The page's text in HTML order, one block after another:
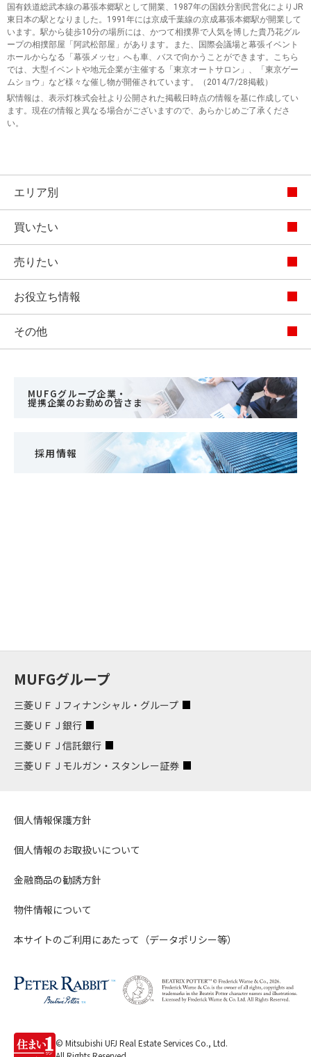
国有鉄道総武本線の幕張本郷駅として開業、1987年の国鉄分割民営化によりJR
東日本の駅となりました。1991年には京成千葉線の京成幕張本郷駅が開業して
います。駅から徒歩10分の場所には、かつて相撲界で人気を博した貴乃花グル
ープの相撲部屋「阿武松部屋」があります。また、国際会議場と幕張イベント
ホールからなる「幕張メッセ」へも車、バスで向かうことができます。こちら
では、大型イベントや地元企業が主催する「東京オートサロン」、「東京ゲー
ムショウ」など様々な催し物が開催されています。（2014/7/28掲載）
駅情報は、表示灯株式会社より公開された掲載日時点の情報を基に作成してい
ます。現在の情報と異なる場合がございますので、あらかじめご了承くださ
い。
エリア別
買いたい
売りたい
お役立ち情報
その他
MUFGグループ企業・
提携企業のお勤めの皆さま
採用情報
MUFGグループ
三菱ＵＦＪフィナンシャル・グループ
三菱ＵＦＪ銀行
三菱ＵＦＪ信託銀行
三菱ＵＦＪモルガン・スタンレー証券
個人情報保護方針
個人情報のお取扱いについて
金融商品の勧誘方針
物件情報について
本サイトのご利用にあたって（データポリシー等）
© Mitsubishi UFJ Real Estate Services Co., Ltd.